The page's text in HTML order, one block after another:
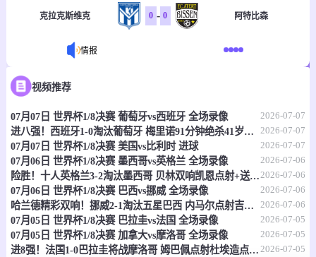
克拉克斯维克 0 - 0 阿特比森
情报
欧冠杯
维京古 0 - 0 吉奥里
情报
世界杯 07-08 04:00 即将开始
瑞士 0 - 0 哥伦比亚
情报
视频推荐
07月07日 世界杯1/8决赛 葡萄牙vs西班牙 全场录像 2026-07-07
进八强！西班牙1-0淘汰葡萄牙 梅里诺91分钟绝杀41岁C罗最后一舞 2026-07-07
07月07日 世界杯1/8决赛 美国vs比利时 进球 2026-07-07
07月06日 世界杯1/8决赛 墨西哥vs英格兰 全场录像 2026-07-06
险胜！十人英格兰3-2淘汰墨西哥 贝林双响凯恩点射+送点宽萨直红 2026-07-06
07月06日 世界杯1/8决赛 巴西vs挪威 全场录像 2026-07-06
哈兰德精彩双响！挪威2-1淘汰五星巴西 内马尔点射吉马良斯失点 2026-07-06
07月05日 世界杯1/8决赛 巴拉圭vs法国 全场录像 2026-07-05
07月05日 世界杯1/8决赛 加拿大vs摩洛哥 全场录像 2026-07-05
进8强！法国1-0巴拉圭将战摩洛哥 姆巴佩点射杜埃造点主裁引争议 2026-07-05